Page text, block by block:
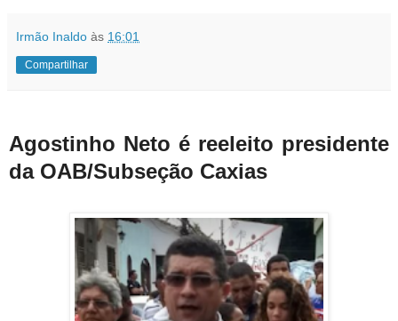
Irmão Inaldo às 16:01
Compartilhar
Agostinho Neto é reeleito presidente
da OAB/Subseção Caxias